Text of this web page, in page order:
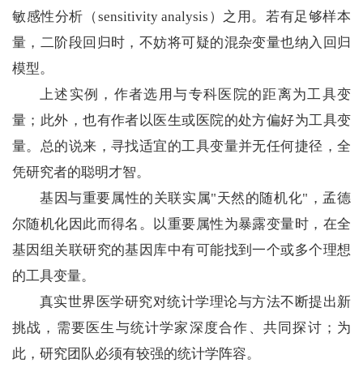
敏感性分析（sensitivity analysis）之用。若有足够样本
量，二阶段回归时，不妨将可疑的混杂变量也纳入回归
模型。
上述实例，作者选用与专科医院的距离为工具变
量；此外，也有作者以医生或医院的处方偏好为工具变
量。总的说来，寻找适宜的工具变量并无任何捷径，全
凭研究者的聪明才智。
基因与重要属性的关联实属"天然的随机化"，孟德
尔随机化因此而得名。以重要属性为暴露变量时，在全
基因组关联研究的基因库中有可能找到一个或多个理想
的工具变量。
真实世界医学研究对统计学理论与方法不断提出新
挑战，需要医生与统计学家深度合作、共同探讨；为
此，研究团队必须有较强的统计学阵容。